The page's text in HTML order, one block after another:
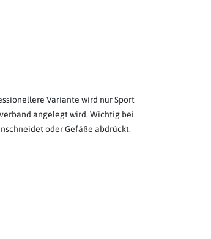
Variante wird nur Sport
angelegt wird. Wichtig bei
oder Gefäße abdrückt.